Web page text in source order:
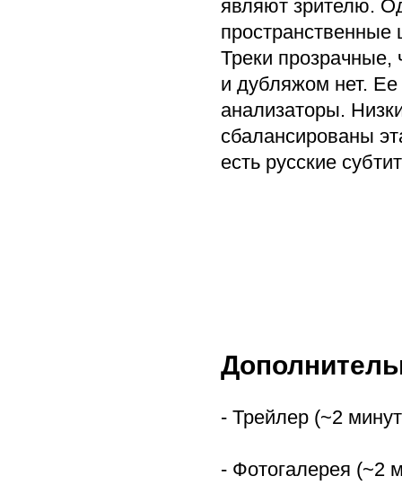
являют зрителю.
Треки
и дубляжом нет.
анализаторы.
сбалансированы
есть русские
- Трейлер (~2
- Фотогалерея (~2